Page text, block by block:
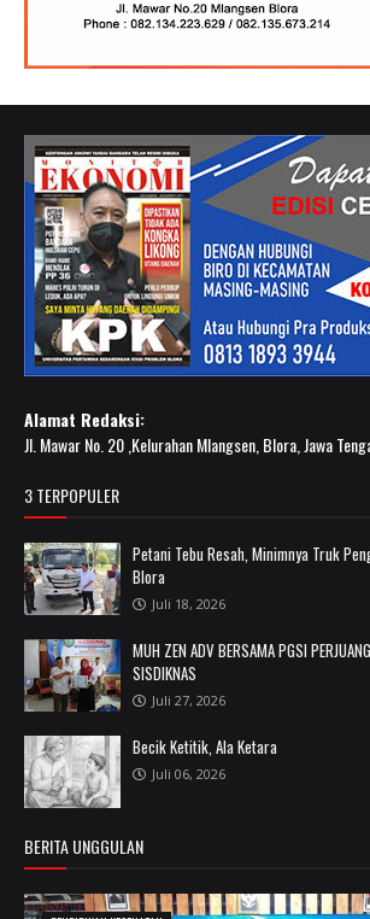
Alamat Redaksi:
Jl. Mawar No. 20 ,Kelurahan Mlangsen, Blora, Jawa
3 TERPOPULER
Petani Tebu Resah, Minimnya Truk
Blora
Juli 18, 2026
MUH ZEN ADV BERSAMA PGSI
SISDIKNAS
Juli 27, 2026
Becik Ketitik, Ala Ketara
Juli 06, 2026
BERITA UNGGULAN